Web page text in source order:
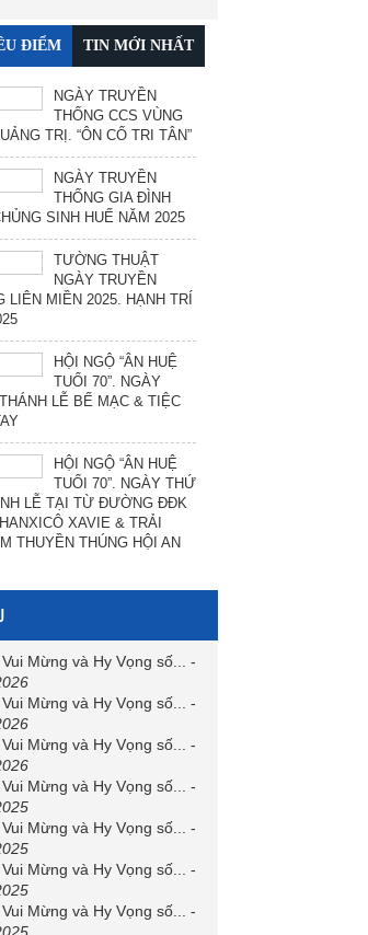
ĐIỂM TIN MỚI NHẤT
NGÀY TRUYỀN
THỐNG CCS VÙNG
TRỊ. “ÔN CỐ TRI TÂN”
NGÀY TRUYỀN
THỐNG GIA ĐÌNH
SINH HUẾ NĂM 2025
TƯỜNG THUẬT
NGÀY TRUYỀN
LIÊN MIỀN 2025. HẠNH TRÍ
HỘI NGỘ “ÂN HUỆ
TUỔI 70”. NGÀY
LỄ BẾ MẠC & TIỆC
HỘI NGỘ “ÂN HUỆ
TUỔI 70”. NGÀY THỨ
LỄ TẠI TỪ ĐƯỜNG ĐĐK
XAVIE & TRẢI
THUYỀN THÚNG HỘI AN
Mừng và Hy Vọng số...
-
Mừng và Hy Vọng số...
-
Mừng và Hy Vọng số...
-
Mừng và Hy Vọng số...
-
Mừng và Hy Vọng số...
-
Mừng và Hy Vọng số...
-
Mừng và Hy Vọng số...
-